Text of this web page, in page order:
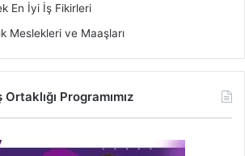
En İyi İş Fikirleri
Meslekleri ve Maaşları
Programımız